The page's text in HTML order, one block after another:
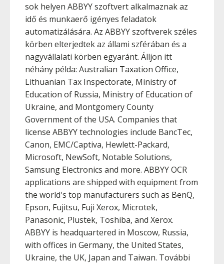
sok helyen ABBYY szoftvert alkalmaznak az
idő és munkaerő igényes feladatok
automatizálására. Az ABBYY szoftverek széles
körben elterjedtek az állami szférában és a
nagyvállalati körben egyaránt. Álljon itt
néhány példa: Australian Taxation Office,
Lithuanian Tax Inspectorate, Ministry of
Education of Russia, Ministry of Education of
Ukraine, and Montgomery County
Government of the USA. Companies that
license ABBYY technologies include BancTec,
Canon, EMC/Captiva, Hewlett-Packard,
Microsoft, NewSoft, Notable Solutions,
Samsung Electronics and more. ABBYY OCR
applications are shipped with equipment from
the world's top manufacturers such as BenQ,
Epson, Fujitsu, Fuji Xerox, Microtek,
Panasonic, Plustek, Toshiba, and Xerox.
ABBYY is headquartered in Moscow, Russia,
with offices in Germany, the United States,
Ukraine, the UK, Japan and Taiwan. További